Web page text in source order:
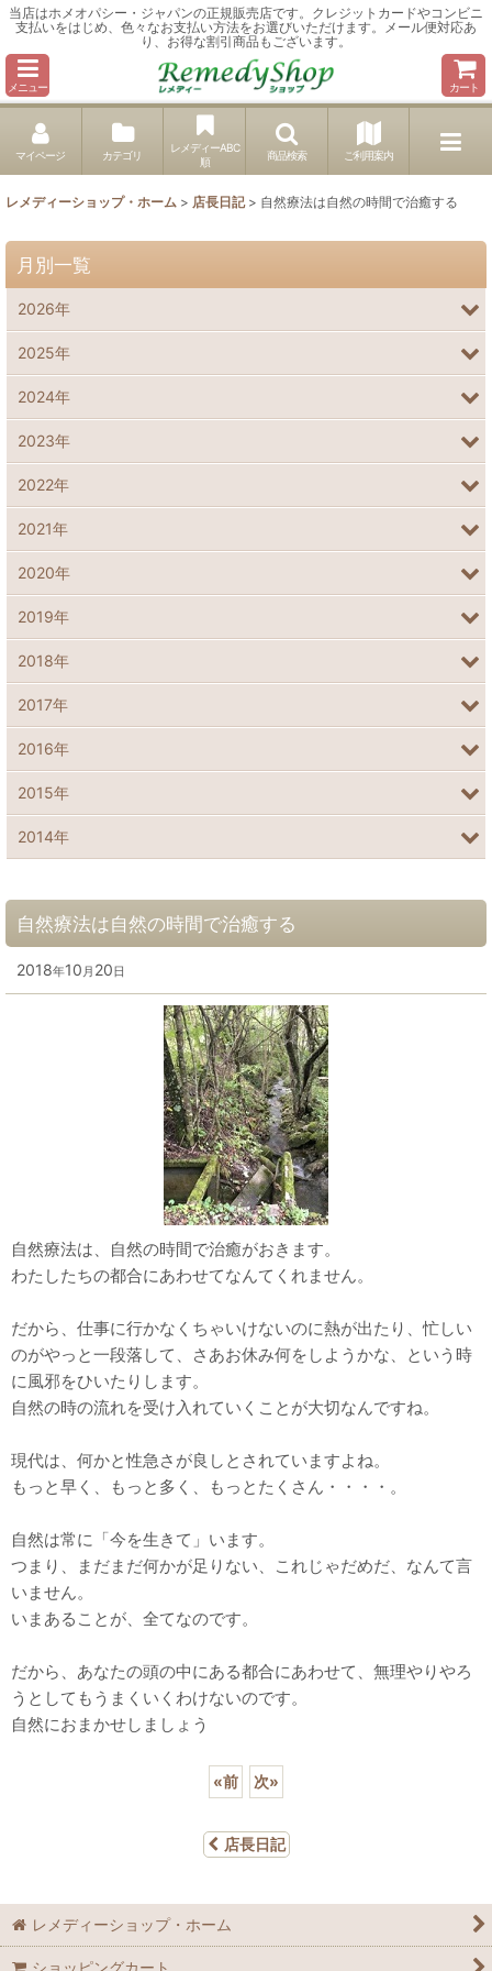
当店はホメオパシー・ジャパンの正規販売店です。クレジットカードやコンビニ
支払いをはじめ、色々なお支払い方法をお選びいただけます。メール便対応あ
り、お得な割引商品もございます。
メニュー カート
マイページ カテゴリ
レメディーABC
順
商品検索 ご利用案内
レメディーショップ・ホーム > 店長日記 > 自然療法は自然の時間で治癒する
自然療法は自然の時間で治癒する
2018年10 月 20日
自然療法は、自然の時間で治癒がおきます。
わたしたちの都合にあわせてなんてくれません。
だから、仕事に行かなくちゃいけないのに熱が出たり、忙しい
のがやっと一段落して、さあお休み何をしようかな、という時
に風邪をひいたりします。
自然の時の流れを受け入れていくことが大切なんですね。
現代は、何かと性急さが良しとされていますよね。
もっと早く、もっと多く、もっとたくさん・・・・。
自然は常に「今を生きて」います。
つまり、まだまだ何かが足りない、これじゃだめだ、なんて言
いません。
いまあることが、全てなのです。
だから、あなたの頭の中にある都合にあわせて、無理やりやろ
うとしてもうまくいくわけないのです。
自然におまかせしましょう
«前 次»
店長日記
月別一覧
2026年
2025年
2024年
2023年
2022年
2021年
2020年
2019年
2018年
2017年
2016年
2015年
2014年
レメディーショップ・ホーム
ショッピングカート